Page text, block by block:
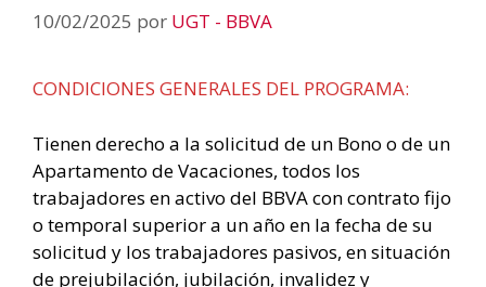
10/02/2025 por UGT - BBVA
CONDICIONES GENERALES DEL PROGRAMA:
Tienen derecho a la solicitud de un Bono o de un
Apartamento de Vacaciones, todos los
trabajadores en activo del BBVA con contrato fijo
o temporal superior a un año en la fecha de su
solicitud y los trabajadores pasivos, en situación
de prejubilación, jubilación, invalidez y